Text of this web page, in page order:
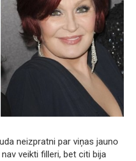
neizpratni par viņas jauno
veikti filleri, bet citi bija